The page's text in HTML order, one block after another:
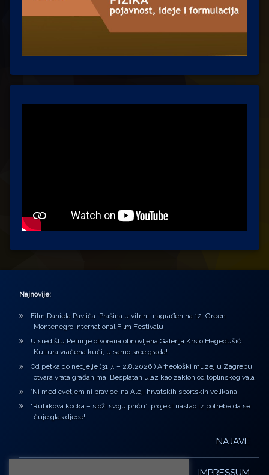
Najnovije:
Film Daniela Pavlića ‘Prašina u vitrini’ nagrađen na 12. Green
Montenegro International Film Festivalu
U središtu Petrinje otvorena obnovljena Galerija Krsto Hegedušić:
Kultura vraćena kući, u samo srce grada!
Od petka do nedjelje (31.7. – 2.8.2026.) Arheološki muzej u Zagrebu
otvara vrata građanima: Besplatan ulaz kao zaklon od toplinskog vala
‘Ni med cvetjem ni pravice’ na Aleji hrvatskih sportskih velikana
“Rubikova kocka – složi svoju priču”, projekt nastao iz potrebe da se
čuje glas djece!
NAJAVE
IMPRESSUM